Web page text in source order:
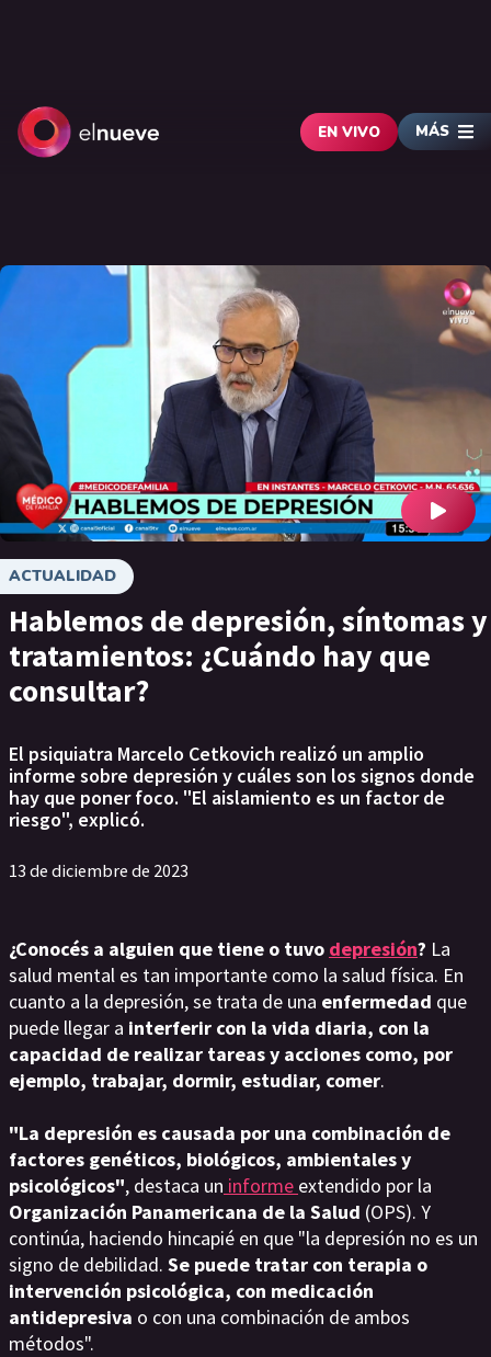
EN VIVO MÁS
ACTUALIDAD
Hablemos de depresión, síntomas y
tratamientos: ¿Cuándo hay que
consultar?
El psiquiatra Marcelo Cetkovich realizó un amplio
informe sobre depresión y cuáles son los signos donde
hay que poner foco. "El aislamiento es un factor de
riesgo", explicó.
13 de diciembre de 2023
¿Conocés a alguien que tiene o tuvo depresión? La
salud mental es tan importante como la salud física. En
cuanto a la depresión, se trata de una enfermedad que
puede llegar a interferir con la vida diaria, con la
capacidad de realizar tareas y acciones como, por
ejemplo, trabajar, dormir, estudiar, comer.
"La depresión es causada por una combinación de
factores genéticos, biológicos, ambientales y
psicológicos", destaca un informe extendido por la
Organización Panamericana de la Salud (OPS). Y
continúa, haciendo hincapié en que "la depresión no es un
signo de debilidad. Se puede tratar con terapia o
intervención psicológica, con medicación
antidepresiva o con una combinación de ambos
métodos".